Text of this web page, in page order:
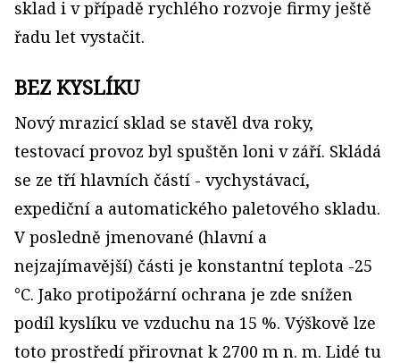
sklad i v případě rychlého rozvoje firmy ještě
řadu let vystačit.
BEZ KYSLÍKU
Nový mrazicí sklad se stavěl dva roky,
testovací provoz byl spuštěn loni v září. Skládá
se ze tří hlavních částí - vychystávací,
expediční a automatického paletového skladu.
V posledně jmenované (hlavní a
nejzajímavější) části je konstantní teplota -25
°C. Jako protipožární ochrana je zde snížen
podíl kyslíku ve vzduchu na 15 %. Výškově lze
toto prostředí přirovnat k 2700 m n. m. Lidé tu